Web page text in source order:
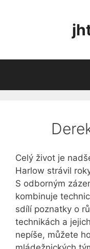
Celý život je
Harlow strávil
S odborným
kombinuje
sdílí poznatky o
technikách a
nepíše, můžete